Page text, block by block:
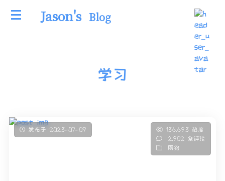
Jason's Blog
学习
发布于 2023-07-09
136,693 热度
2,902 条评论
网络